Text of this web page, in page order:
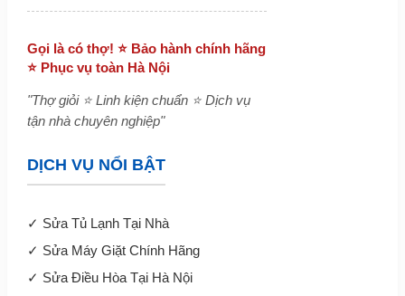
Gọi là có thợ! ⭐ Bảo hành chính hãng
⭐ Phục vụ toàn Hà Nội
"Thợ giỏi ⭐ Linh kiện chuẩn ⭐ Dịch vụ
tận nhà chuyên nghiệp"
DỊCH VỤ NỔI BẬT
✓ Sửa Tủ Lạnh Tại Nhà
✓ Sửa Máy Giặt Chính Hãng
✓ Sửa Điều Hòa Tại Hà Nội